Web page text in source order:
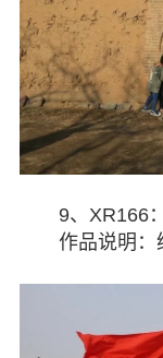
9、XR166：
作品说明：绿